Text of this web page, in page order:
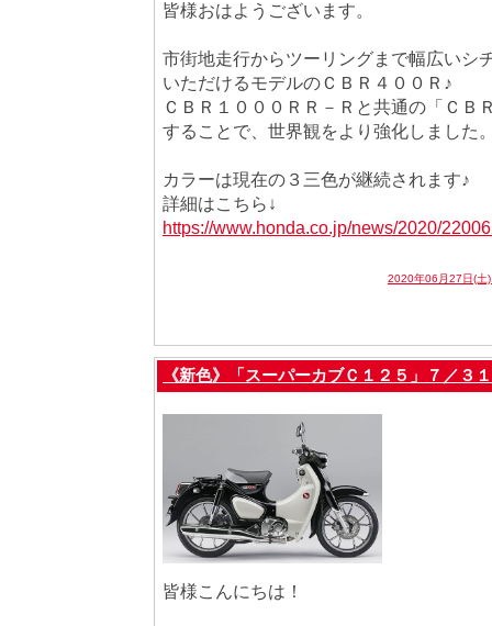
皆様おはようございます。
市街地走行からツーリングまで幅広いシ
いただけるモデルのＣＢＲ４００Ｒ♪
ＣＢＲ１０００ＲＲ－Ｒと共通の「ＣＢ
することで、世界観をより強化しました
カラーは現在の３三色が継続されます♪
詳細はこちら↓
https://www.honda.co.jp/news/2020/
2020年06月27日(土
《新色》「スーパーカブＣ１２５」７／３
皆様こんにちは！